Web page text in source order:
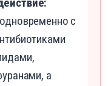
с
а